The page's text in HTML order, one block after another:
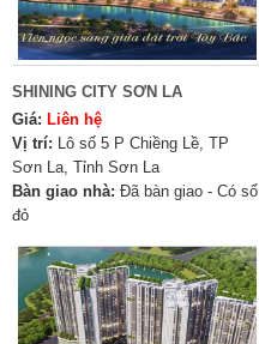
SHINING CITY SƠN LA
Giá: Liên hệ
Vị trí: Lô số 5 P Chiềng Lề, TP
Sơn La, Tỉnh Sơn La
Bàn giao nhà: Đã bàn giao - Có sổ
đỏ